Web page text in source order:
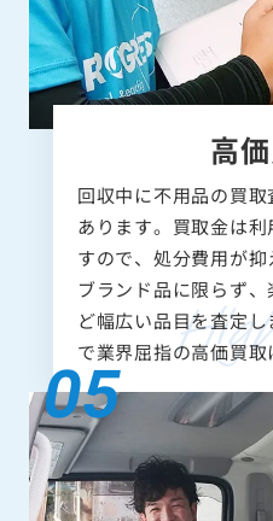
高
回収中に不用品の買
あります。買取金は
すので、処分費用が
ブランド品に限らず
ど幅広い品目を査定
で業界屈指の高価買